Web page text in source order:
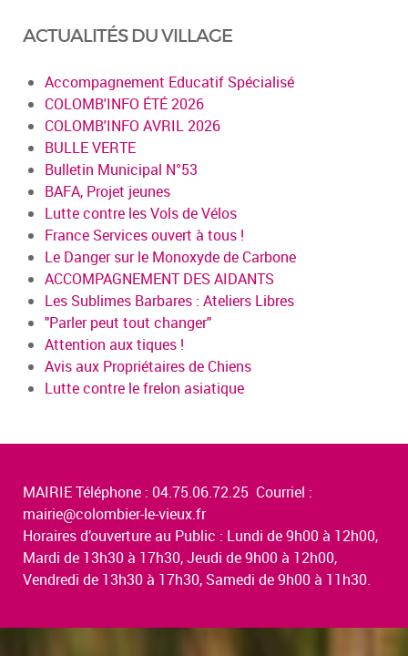
ACTUALITÉS DU VILLAGE
Accompagnement Educatif Spécialisé
COLOMB'INFO ÉTÉ 2026
COLOMB'INFO AVRIL 2026
BULLE VERTE
Bulletin Municipal N°53
BAFA, Projet jeunes
Lutte contre les Vols de Vélos
France Services ouvert à tous !
Le Danger sur le Monoxyde de Carbone
ACCOMPAGNEMENT DES AIDANTS
Les Sublimes Barbares : Ateliers Libres
"Parler peut tout changer"
Attention aux tiques !
Avis aux Propriétaires de Chiens
Lutte contre le frelon asiatique
MAIRIE Téléphone : 04.75.06.72.25 Courriel :
mairie@colombier-le-vieux.fr
Horaires d’ouverture au Public : Lundi de 9h00 à 12h00,
Mardi de 13h30 à 17h30, Jeudi de 9h00 à 12h00,
Vendredi de 13h30 à 17h30, Samedi de 9h00 à 11h30.